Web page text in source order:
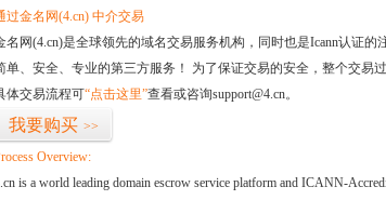
过金名网(4.cn) 中介交易
名网(4.cn)是全球领先的域名交易服务机构，同时也是Icann认证
单、安全、专业的第三方服务！ 为了保证交易的安全，整个交易
体交易流程可“点击这里”查看或咨询support@4.cn。
我要购买 >>
Overview:
is a world leading domain escrow service platform and ICANN-